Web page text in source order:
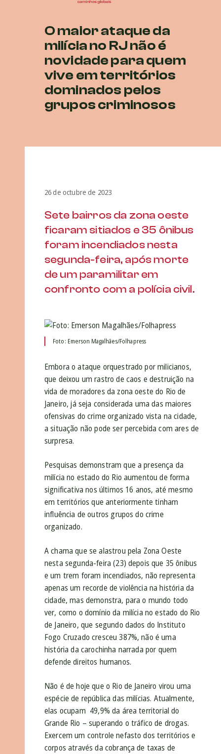
O maior ataque da
milícia no RJ não é
novidade para quem
vive em territórios
dominados pelos
grupos criminosos
26 de octubre de 2023
Sete bairros da zona oeste
ficaram sitiados e 35 ônibus
foram incendiados nesta
segunda-feira, após morte
de um paramilitar em
confronto com a polícia civil.
Foto: Emerson Magalhães/Folhapress
Embora o ataque orquestrado por milicianos,
que deixou um rastro de caos e destruição na
vida de moradores da zona oeste do Rio de
Janeiro, já seja considerada uma das maiores
ofensivas do crime organizado vista na cidade,
a situação não pode ser percebida com ares de
surpresa.
Pesquisas demonstram que a presença da
milícia no estado do Rio aumentou de forma
significativa nos últimos 16 anos, até mesmo
em territórios que anteriormente tinham
influência de outros grupos do crime
organizado.
A chama que se alastrou pela Zona Oeste
nesta segunda-feira (23) depois que 35 ônibus
e um trem foram incendiados, não representa
apenas um recorde de violência na história da
cidade, mas demonstra, para o mundo todo
ver, como o domínio da milícia no estado do Rio
de Janeiro, que segundo dados do Instituto
Fogo Cruzado cresceu 387%, não é uma
história da carochinha narrada por quem
defende direitos humanos.
Não é de hoje que o Rio de Janeiro virou uma
espécie de república das milícias. Atualmente,
elas ocupam 49,9% da área territorial do
Grande Rio – superando o tráfico de drogas.
Exercem um controle nefasto dos territórios e
corpos através da cobrança de taxas de